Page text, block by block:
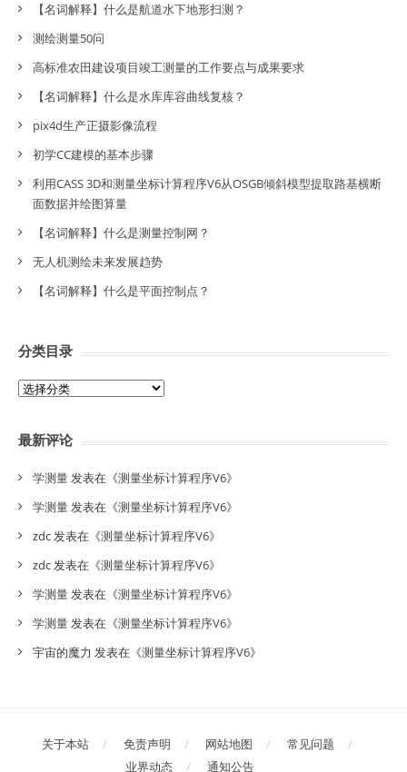
【名词解释】什么是航道水下地形扫测？
测绘测量50问
高标准农田建设项目竣工测量的工作要点与成果要求
【名词解释】什么是水库库容曲线复核？
pix4d生产正摄影像流程
初学CC建模的基本步骤
利用CASS 3D和测量坐标计算程序V6从OSGB倾斜模型提取路基横断
面数据并绘图算量
【名词解释】什么是测量控制网？
无人机测绘未来发展趋势
【名词解释】什么是平面控制点？
分类目录
分
录
最新评论
学测量发表在《测量坐标计算程序V6》
学测量发表在《测量坐标计算程序V6》
zdc发表在《测量坐标计算程序V6》
zdc发表在《测量坐标计算程序V6》
学测量发表在《测量坐标计算程序V6》
学测量发表在《测量坐标计算程序V6》
宇宙的魔力 发表在《测量坐标计算程序V6》
关于本站 免责声明 网站地图
常见问题
业界动态
通知公告